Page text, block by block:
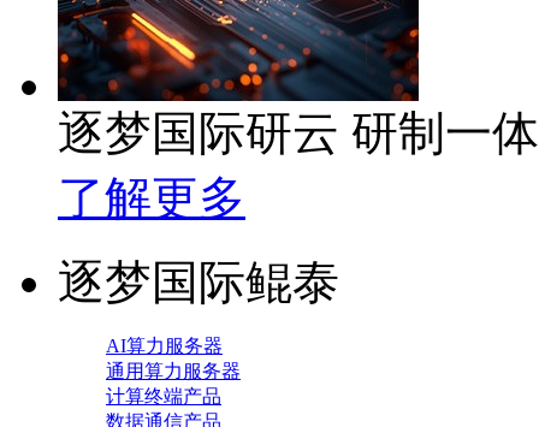
逐梦国际研云 研制一
了解更多
逐梦国际鲲泰
AI算力服务器
通用算力服务器
计算终端产品
数据通信产品